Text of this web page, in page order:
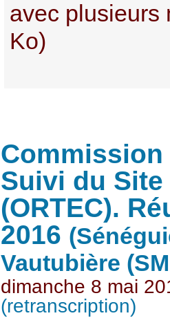
avec plusieurs
Ko)
Commission
Suivi du
(ORTEC).
2016
Vautubière
dimanche 8 mai
(retranscription)